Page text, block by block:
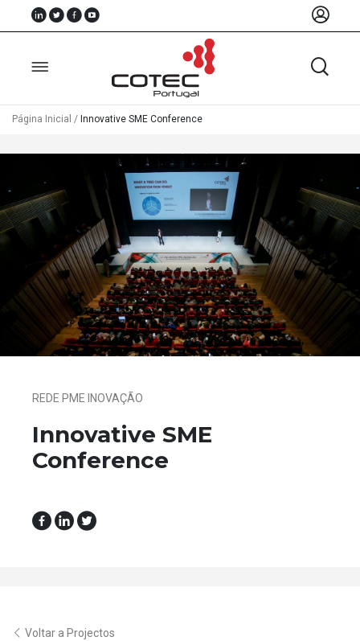
Sobre
Nós
Associados
Recursos
Notícias
Eventos
Projectos
Página Inicial / Innovative SME Conference
REDE PME INOVAÇÃO
Innovative SME
Conference
Voltar a Projectos